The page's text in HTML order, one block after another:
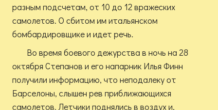
разным подсчетам, от 10 до 12 вражеских
самолетов. О сбитом им итальянском
бомбардировщике и идет речь.
Во время боевого дежурства в ночь на 28
октября Степанов и его напарник Илья Финн
получили информацию, что неподалеку от
Барселоны, слышен рев приближающихся
самолетов. Летчики поднялись в воздух и,